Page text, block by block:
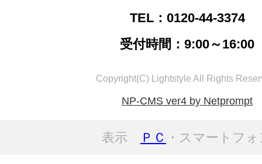
TEL：0120-44-3374
受付時間：9:00～16:00
Copyright(C) Lightstyle All Rights
NP-CMS ver4 by Netprompt
表示 ＰＣ ・スマートフ